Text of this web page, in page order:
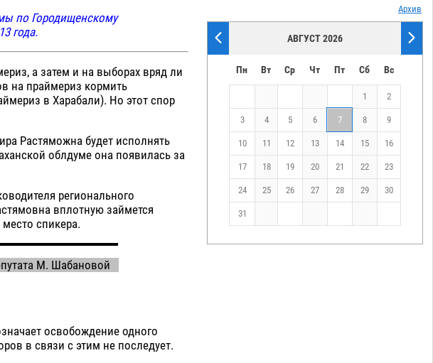
по Городищенскому
года.
а затем и на выборах вряд ли
на праймериз кормить
в Харабали). Но этот спор
Растяможна будет исполнять
облдуме она появилась за
регионального
вплотную займется
спикера.
М. Шабановой
освобождение одного
в связи с этим не последует.
Архив
АВГУСТ 2026
Пн Вт Ср Чт Пт Сб Вс
1 2
3 4 5 6 7 8 9
10 11 12 13 14 15 16
17 18 19 20 21 22 23
24 25 26 27 28 29 30
31